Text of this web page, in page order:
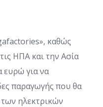
καθώς
ΗΠΑ και την Ασία
ευρώ για να
παραγωγής που θα
ηλεκτρικών